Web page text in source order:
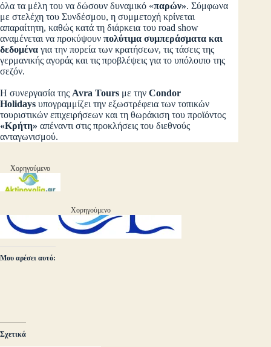
όλα τα μέλη του να δώσουν δυναμικό «παρών». Σύμφωνα
με στελέχη του Συνδέσμου, η συμμετοχή κρίνεται
απαραίτητη, καθώς κατά τη διάρκεια του road show
αναμένεται να προκύψουν πολύτιμα συμπεράσματα και
δεδομένα για την πορεία των κρατήσεων, τις τάσεις της
γερμανικής αγοράς και τις προβλέψεις για το υπόλοιπο της
σεζόν.
Η συνεργασία της Avra Tours με την Condor
Holidays υπογραμμίζει την εξωστρέφεια των τοπικών
τουριστικών επιχειρήσεων και τη θωράκιση του προϊόντος
«Κρήτη» απέναντι στις προκλήσεις του διεθνούς
ανταγωνισμού.
Χορηγούμενο
Χορηγούμενο
Μου αρέσει αυτό:
Σχετικά